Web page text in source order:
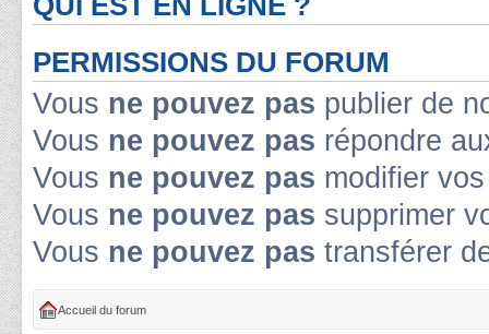
PERMISSIONS DU FORUM
Vous ne pouvez pas publier de
Vous ne pouvez pas répondre
Vous ne pouvez pas modifier
Vous ne pouvez pas supprimer
Vous ne pouvez pas transférer
Accueil du forum